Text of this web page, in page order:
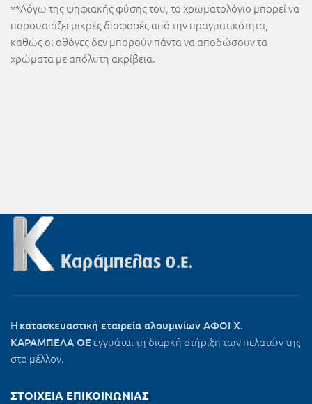
**Λόγω της ψηφιακής φύσης του, το χρωματολόγιο μπορεί να
παρουσιάζει μικρές διαφορές από την πραγματικότητα,
καθώς οι οθόνες δεν μπορούν πάντα να αποδώσουν τα
χρώματα με απόλυτη ακρίβεια.
Η κατασκευαστική εταιρεία αλουμινίων ΑΦΟΙ Χ.
ΚΑΡΑΜΠΕΛΑ ΟΕ εγγυάται τη διαρκή στήριξη των πελατών της
στο μέλλον.
ΣΤΟΙΧΕΊΑ ΕΠΙΚΟΙΝΩΝΊΑΣ